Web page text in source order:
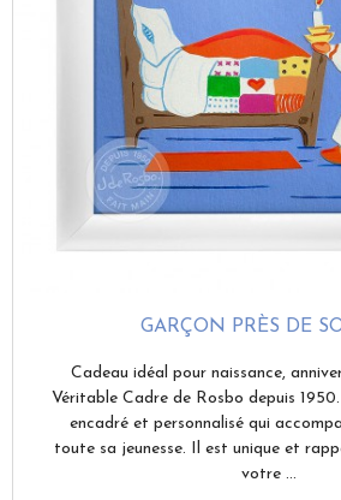
GARÇON PRÈS DE
Cadeau idéal pour naissance,
Véritable Cadre de Rosbo depuis
encadré et personnalisé qui
toute sa jeunesse. Il est unique et
votre ...